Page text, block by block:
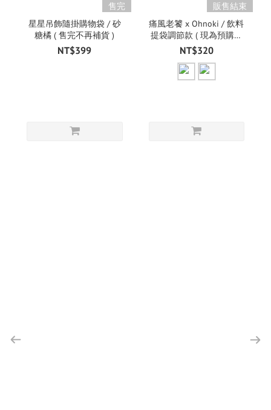
售完
星星吊飾隨掛購物袋 / 砂
糖橘 ( 售完不再補貨 )
NT$399
販售結束
痛風老饕 x Ohnoki / 飲料
提袋調節款 ( 現為預購商
品，12/26陸續出貨 )
NT$320